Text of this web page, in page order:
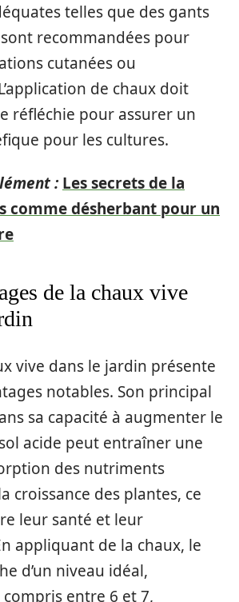
telles que des gants
recommandées pour
cutanées ou
de chaux doit
réfléchie pour assurer un
pour les cultures.
: Les secrets de la
comme désherbant pour un
de la chaux vive
vive dans le jardin présente
notables. Son principal
sa capacité à augmenter le
acide peut entraîner une
des nutriments
croissance des plantes, ce
leur santé et leur
appliquant de la chaux, le
d’un niveau idéal,
entre 6 et 7,